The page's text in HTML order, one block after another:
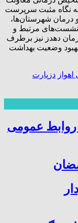
به نگاه مثبت سرپرست
درمان شهرستان‌ها،
و نشست‌های مرتبط و
دهدز نیز برطرف
وضعیت بهداشت
دزپارت
عمومی